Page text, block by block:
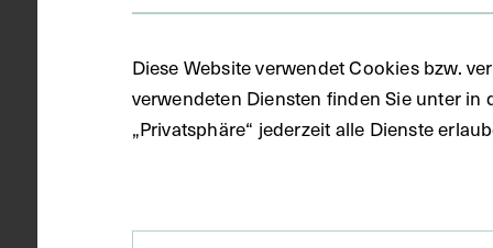
München
Diese Website verwendet Cookies bzw.
verwendeten Diensten finden Sie unter
„Privatsphäre“ jederzeit alle Dienste